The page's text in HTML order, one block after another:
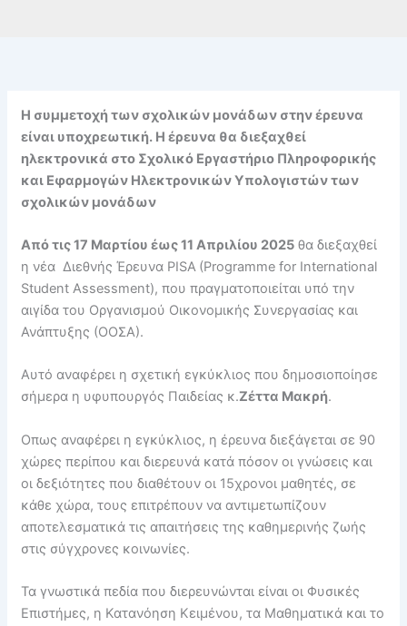
Η συμμετοχή των σχολικών μονάδων στην έρευνα
είναι υποχρεωτική. Η έρευνα θα διεξαχθεί
ηλεκτρονικά στο Σχολικό Εργαστήριο Πληροφορικής
και Εφαρμογών Ηλεκτρονικών Υπολογιστών των
σχολικών μονάδων
Από τις 17 Μαρτίου έως 11 Απριλίου 2025θα διεξαχθεί
η νέα Διεθνής Έρευνα PISA (Programme for International
Student Assessment), που πραγματοποιείται υπό την
αιγίδα του Οργανισμού Οικονομικής Συνεργασίας και
Ανάπτυξης (ΟΟΣΑ).
Αυτό αναφέρει η σχετική εγκύκλιος που δημοσιοποίησε
σήμερα η υφυπουργός Παιδείας κ.Ζέττα Μακρή.
Οπως αναφέρει η εγκύκλιος, η έρευνα διεξάγεται σε 90
χώρες περίπου και διερευνά κατά πόσον οι γνώσεις και
οι δεξιότητες που διαθέτουν οι 15χρονοι μαθητές, σε
κάθε χώρα, τους επιτρέπουν να αντιμετωπίζουν
αποτελεσματικά τις απαιτήσεις της καθημερινής ζωής
στις σύγχρονες κοινωνίες.
Τα γνωστικά πεδία που διερευνώνται είναι οι Φυσικές
Επιστήμες, η Κατανόηση Κειμένου, τα Μαθηματικά και το